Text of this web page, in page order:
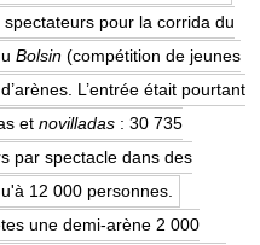
pour la corrida du
Bolsin(compétition de jeunes
L’entrée était pourtant
et novilladas: 30 735
par spectacle dans des
12 000 personnes.
une demi-arène 2 000